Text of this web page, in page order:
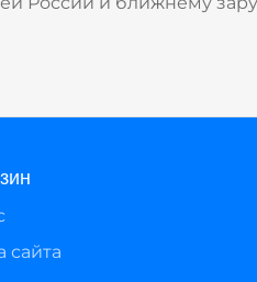
сайта